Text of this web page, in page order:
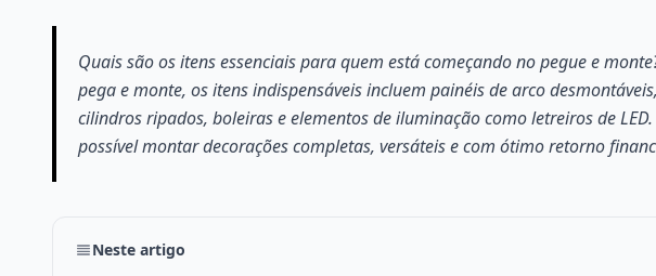
Quais são os itens essenciais para quem está começando no pegue e
pega e monte, os itens indispensáveis incluem painéis de arco
cilindros ripados, boleiras e elementos de iluminação como letreiros de
possível montar decorações completas, versáteis e com ótimo retorno
Neste artigo